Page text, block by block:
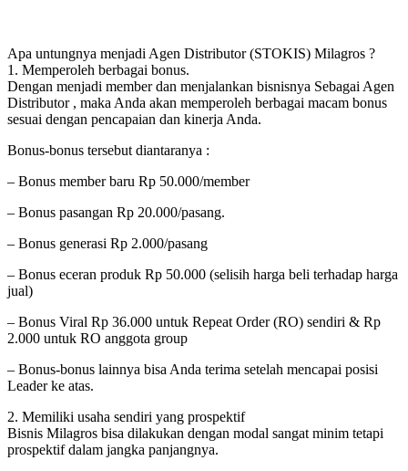
Apa untungnya menjadi Agen Distributor (STOKIS) Milagros ?
1. Memperoleh berbagai bonus.
Dengan menjadi member dan menjalankan bisnisnya Sebagai Agen
Distributor , maka Anda akan memperoleh berbagai macam bonus
sesuai dengan pencapaian dan kinerja Anda.
Bonus-bonus tersebut diantaranya :
– Bonus member baru Rp 50.000/member
– Bonus pasangan Rp 20.000/pasang.
– Bonus generasi Rp 2.000/pasang
– Bonus eceran produk Rp 50.000 (selisih harga beli terhadap harga
jual)
– Bonus Viral Rp 36.000 untuk Repeat Order (RO) sendiri & Rp
2.000 untuk RO anggota group
– Bonus-bonus lainnya bisa Anda terima setelah mencapai posisi
Leader ke atas.
2. Memiliki usaha sendiri yang prospektif
Bisnis Milagros bisa dilakukan dengan modal sangat minim tetapi
prospektif dalam jangka panjangnya.